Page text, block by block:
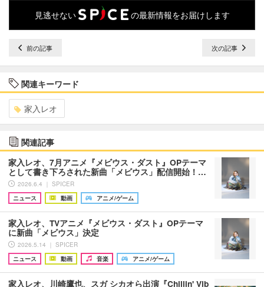
見逃せない の最新情報をお届けします
前の記事 次の記事
関連キーワード
家入レオ
関連記事
家入レオ、7月アニメ『メビウス・ダスト』OPテーマ
として書き下ろされた新曲「メビウス」配信開始！…
2026.6.4 ｜ SPICER
ニュース
動画 アニメ/ゲーム
家入レオ、TVアニメ『メビウス・ダスト』OPテーマ
に新曲「メビウス」決定
2026.5.14 ｜ SPICER
ニュース
動画 音楽 アニメ/ゲーム
家入レオ、川崎鷹也、スガ シカオら出演『Chillin' Vib